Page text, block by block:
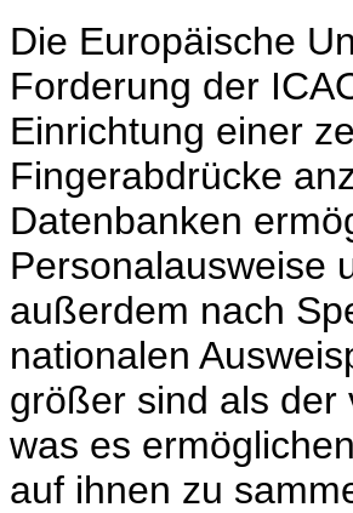
Die Europäische
Forderung der
Einrichtung einer
Fingerabdrücke
Datenbanken
Personalausweise
außerdem nach
nationalen
größer sind als der
was es
auf ihnen zu